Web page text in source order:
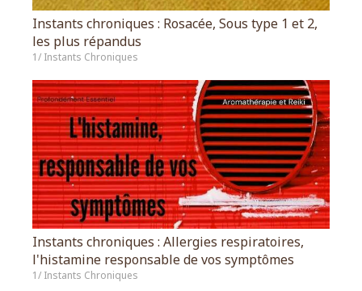
Instants chroniques : Rosacée, Sous type 1 et 2,
les plus répandus
1/ Instants Chroniques
Instants chroniques : Allergies respiratoires,
l'histamine responsable de vos symptômes
1/ Instants Chroniques